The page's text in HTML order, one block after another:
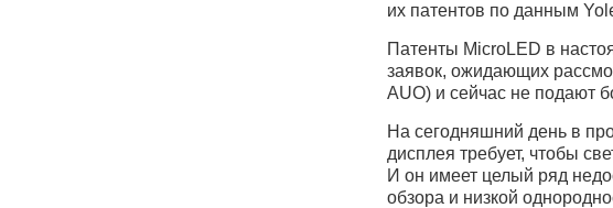
их патентов по данным
Патенты MicroLED в
заявок, ожидающих
AUO) и сейчас не подают
На сегодняшний день в
дисплея требует, чтобы
И он имеет целый ряд
обзора и низкой